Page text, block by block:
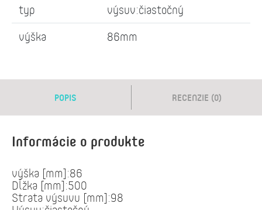
typ
výsuv:čiastočný
výška
86mm
POPIS RECENZIE (0)
Informácie o produkte
výška [mm]:86
Dĺžka [mm]:500
Strata výsuvu [mm]:98